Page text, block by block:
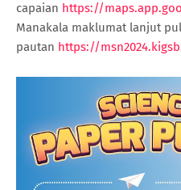
capaian https://
Manakala maklumat lanjut
pautan https://